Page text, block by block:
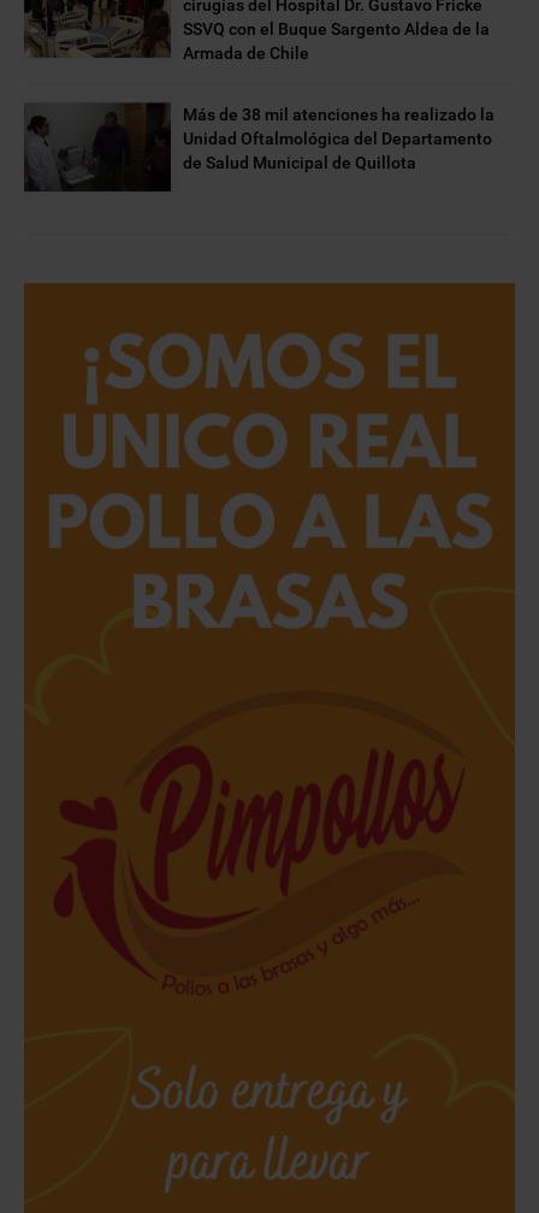
cirugías del Hospital Dr. Gustavo Fricke
SSVQ con el Buque Sargento Aldea de la
Armada de Chile
Más de 38 mil atenciones ha realizado la
Unidad Oftalmológica del Departamento
de Salud Municipal de Quillota